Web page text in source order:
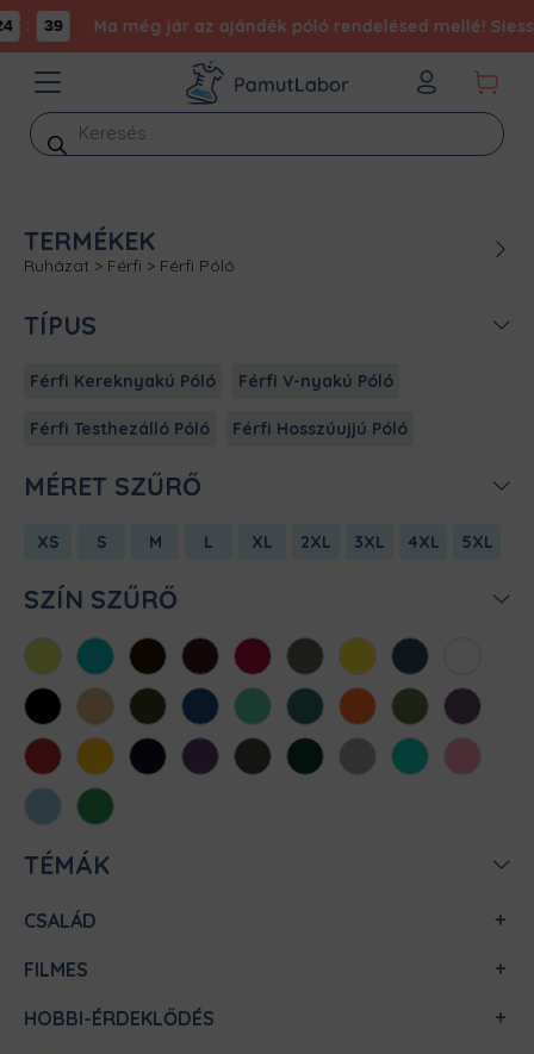
39 Ma még jár az ajándék póló rendelésed mellé!
Products
search
TERMÉKEK
Ruházat > Férfi > Férfi Póló
TÍPUS
Férfi Kereknyakú Póló Férfi V-nyakú Póló
Férfi Testhezálló Póló Férfi Hosszúujjú Póló
MÉRET SZŰRŐ
XS S M L XL 2XL 3XL 4XL 5XL
SZÍN SZŰRŐ
AlmazöldAtollkékBarnaBordóChili Cink Citromsárga
Denim
FeketeHomokKhaki KirálykékMentaMéregzöld
NarancsOliva Padlizsán
Piros SárgaSötétkékSötétlilaSötétszürke
SötétzöldSportszürke
Türkiz
Világos
rózsaszín
Világoskék
Zöld
TÉMÁK
CSALÁD
FILMES
HOBBI-ÉRDEKLŐDÉS